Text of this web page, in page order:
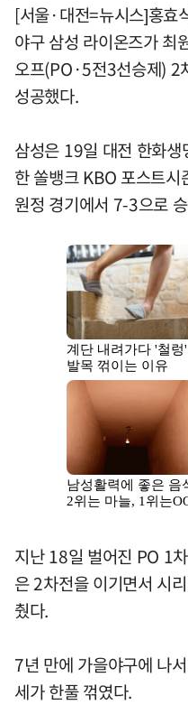
[서울·대전=뉴시스]홍효
야구 삼성 라이온즈가 최
오프(PO·5전3선승제) 2
성공했다.
삼성은 19일 대전 한화
한 쏠뱅크 KBO 포스트
원정 경기에서 7-3으로
지난 18일 벌어진 PO 1
은 2차전을 이기면서 시
췄다.
7년 만에 가을야구에 나
세가 한풀 꺾였다.